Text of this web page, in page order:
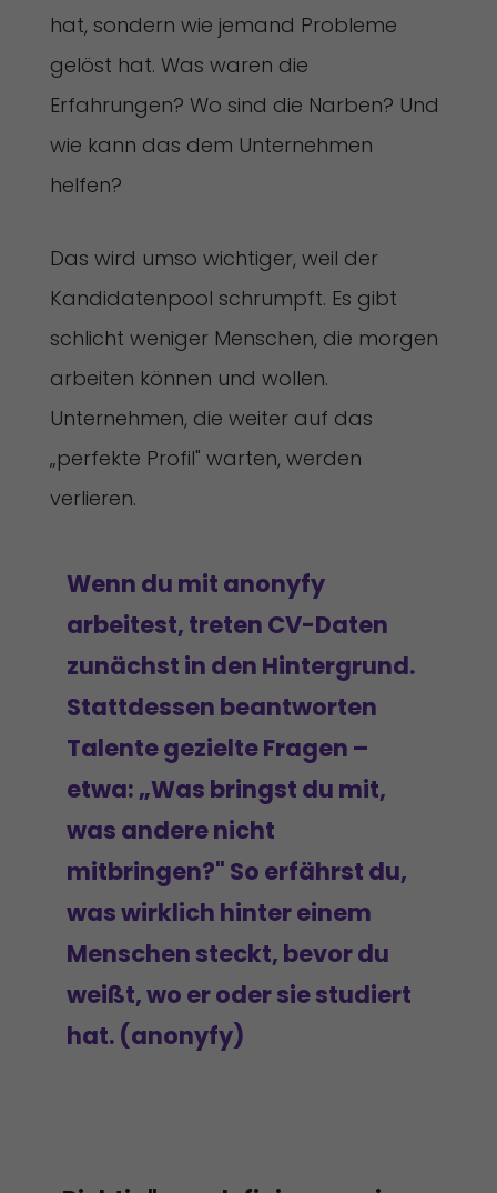
hat, sondern wie jemand Probleme
gelöst hat. Was waren die
Erfahrungen? Wo sind die Narben? Und
wie kann das dem Unternehmen
helfen?
Das wird umso wichtiger, weil der
Kandidatenpool schrumpft. Es gibt
schlicht weniger Menschen, die morgen
arbeiten können und wollen.
Unternehmen, die weiter auf das
„perfekte Profil" warten, werden
verlieren.
Wenn du mit anonyfy
arbeitest, treten CV-Daten
zunächst in den Hintergrund.
Stattdessen beantworten
Talente gezielte Fragen –
etwa: „Was bringst du mit,
was andere nicht
mitbringen?" So erfährst du,
was wirklich hinter einem
Menschen steckt, bevor du
weißt, wo er oder sie studiert
hat. (anonyfy)